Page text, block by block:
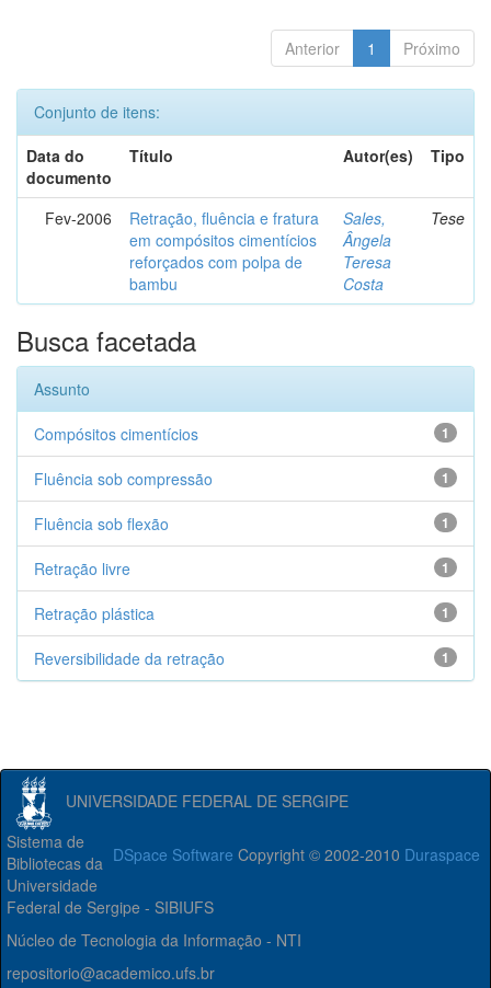
Anterior 1 Próximo
Conjunto de itens:
Data do
documento
Título Autor(es) Tipo
Fev-2006
Retração, fluência e fratura
em compósitos cimentícios
reforçados com polpa de
bambu
Sales,
Ângela
Teresa
Costa
Tese
Busca facetada
Assunto
1
Compósitos cimentícios
1
Fluência sob compressão
1
Fluência sob flexão
1
Retração livre
1
Retração plástica
1
Reversibilidade da retração
UNIVERSIDADE FEDERAL DE SERGIPE
DSpace Software Copyright © 2002-2010 Duraspace
Sistema de
Bibliotecas da
Universidade
Federal de Sergipe - SIBIUFS
Núcleo de Tecnologia da Informação - NTI
repositorio@academico.ufs.br